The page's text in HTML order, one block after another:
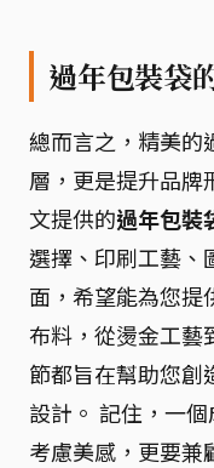
過年包裝袋
總而言之，精美的
層，更是提升品牌
文提供的過年包裝
選擇、印刷工藝、
面，希望能為您提
布料，從燙金工藝
節都旨在幫助您創
設計。 記住，一
考慮美感，更要兼